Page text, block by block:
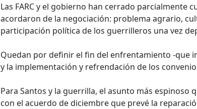
Las FARC y el gobierno han cerrado parcialmente
acordaron de la negociación: problema agrario,
participación política de los guerrilleros una vez
Quedan por definir el fin del enfrentamiento -que
y la implementación y refrendación de los
Para Santos y la guerrilla, el asunto más espinoso
con el acuerdo de diciembre que prevé la